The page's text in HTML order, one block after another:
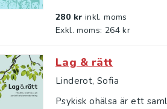
280 kr inkl. moms
Exkl. moms: 264 kr
Lag & rätt
Linderot, Sofia
Psykisk ohälsa är ett